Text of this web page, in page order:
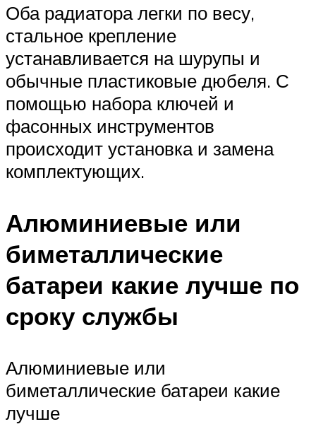
Оба радиатора легки по весу,
стальное крепление
устанавливается на шурупы и
обычные пластиковые дюбеля. С
помощью набора ключей и
фасонных инструментов
происходит установка и замена
комплектующих.
Алюминиевые или
биметаллические
батареи какие лучше по
сроку службы
Алюминиевые или
биметаллические батареи какие
лучше